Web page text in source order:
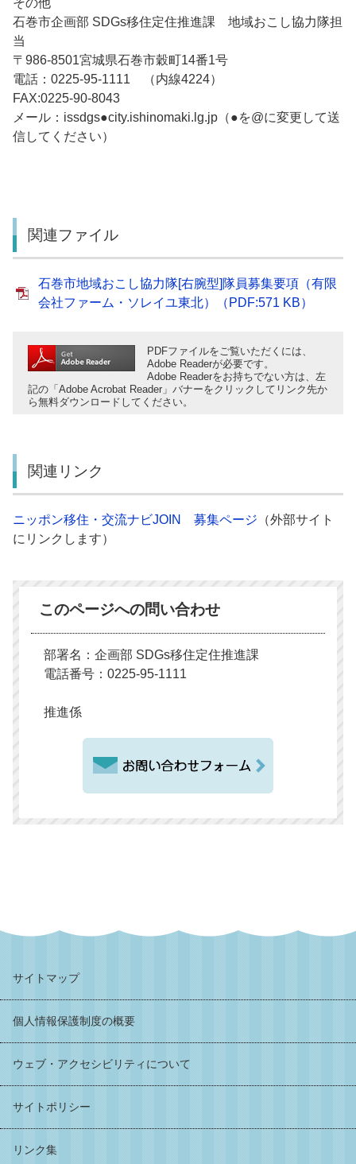
石巻市企画部 SDGs移住定住推進課 地域おこし協力隊担
当
〒986-8501宮城県石巻市穀町14番1号
電話：0225-95-1111 （内線4224）
FAX:0225-90-8043
メール：issdgs●city.ishinomaki.lg.jp（●を@に変更して送
信してください）
関連ファイル
石巻市地域おこし協力隊[右腕型]隊員募集要項（有限
会社ファーム・ソレイユ東北）（PDF:571 KB）
PDFファイルをご覧いただくには、
Adobe Readerが必要です。
Adobe Readerをお持ちでない方は、左
記の「Adobe Acrobat Reader」バナーをクリックしてリンク先か
ら無料ダウンロードしてください。
関連リンク
ニッポン移住・交流ナビJOIN 募集ページ （外部サイト
にリンクします）
このページへの問い合わせ
部署名：企画部 SDGs移住定住推進課
電話番号：0225-95-1111
推進係
サイトマップ
個人情報保護制度の概要
ウェブ・アクセシビリティについて
サイトポリシー
リンク集